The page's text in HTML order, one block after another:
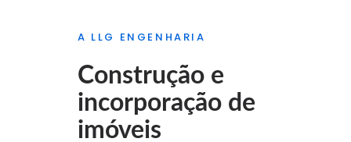
A LLG ENGENHARIA
Construção e
incorporação de
imóveis